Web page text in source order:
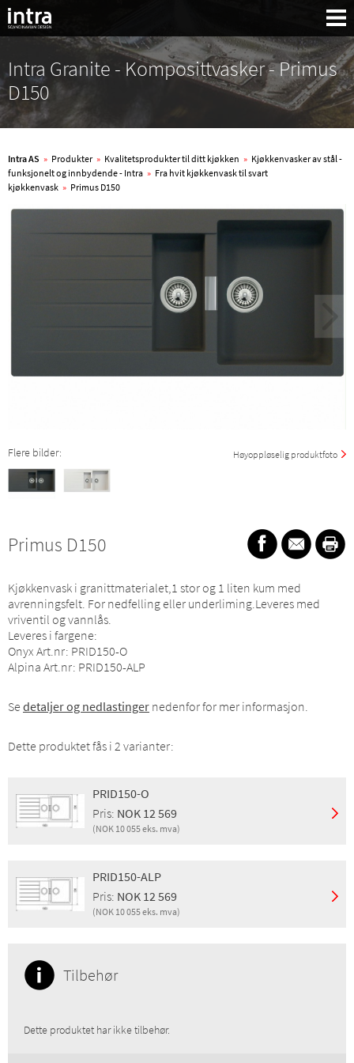
Intra Granite - Komposittvasker - Primus
D150
Intra AS » Produkter » Kvalitetsprodukter til ditt kjøkken » Kjøkkenvasker av stål -
funksjonelt og innbydende - Intra » Fra hvit kjøkkenvask til svart
kjøkkenvask » Primus D150
Høyoppløselig produktfoto
Flere bilder:
Primus D150
Kjøkkenvask i granittmaterialet,1 stor og 1 liten kum med
avrenningsfelt. For nedfelling eller underliming.Leveres med
vriventil og vannlås.
Leveres i fargene:
Onyx Art.nr: PRID150-O
Alpina Art.nr: PRID150-ALP
Se detaljer og nedlastinger nedenfor for mer informasjon.
Dette produktet fås i 2 varianter:
PRID150-O
Pris: NOK 12 569
(NOK 10 055 eks. mva)
Overløp, Oppløftventil, Vannlås
Finish:
Pris inkl. mva:
NOK 12 569
NRF:
NOBB:
40343493
Produktgruppe:
PRID150-ALP
Pris: NOK 12 569
(NOK 10 055 eks. mva)
Finish:
Alpina
Pris inkl. mva:
GTIN:
4014949001345
NOBB:
Tilbehør
Dette produktet har ikke tilbehør.